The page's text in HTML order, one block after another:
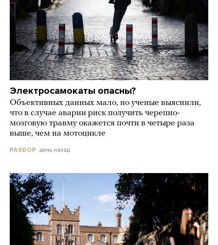
Электросамокаты опасны?
Объективных данных мало, но ученые выяснили,
что в случае аварии риск получить черепно-
мозговую травму окажется почти в четыре раза
выше, чем на мотоцикле
РАЗБОР день назад